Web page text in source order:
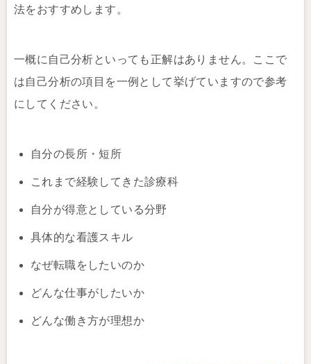
法をおすすめします。
一概に自己分析といっても正解はありません。ここで
は自己分析の項目を一例として挙げていますので参考
にしてください。
自分の長所・短所
これまで経験してきた診療科
自分が得意としている分野
具体的な看護スキル
なぜ転職をしたいのか
どんな仕事がしたいか
どんな働き方が理想か